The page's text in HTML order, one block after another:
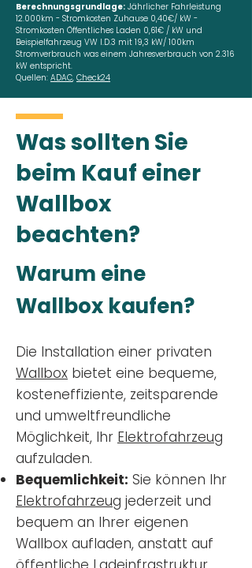
Berechnungsgrundlage: Jährlicher Fahrleistung
12.000km - Stromkosten Zuhause 0,40€/ kW -
Stromkosten Öffentliches Laden 0,61€ / kW und
Beispielfahrzeug VW I.D.3 mit 19,3 kW/ 100km
Stromverbrauch was einem Jahresverbrauch von 2.316
kW entspricht.
Quellen: ADAC, Check24
Was sollten Sie
beim Kauf einer
Wallbox
beachten?
Warum eine
Wallbox kaufen?
Die Installation einer privaten
Wallbox bietet eine bequeme,
kosteneffiziente, zeitsparende
und umweltfreundliche
Möglichkeit, Ihr Elektrofahrzeug
aufzuladen.
Bequemlichkeit: Sie können Ihr
Elektrofahrzeug jederzeit und
bequem an Ihrer eigenen
Wallbox aufladen, anstatt auf